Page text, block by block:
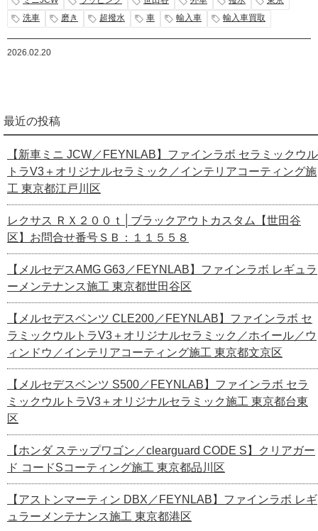
洗車
磨き 超撥水 車 輸入車 輸入車買取
2026.02.20
最近の投稿
【新車ミニ JCW／FEYNLAB】ファインラボ セラミックウル
トラV3＋オリジナルセラミック／インテリアコーティング施
工 東京都江戸川区
レクサス ＲＸ２００ｔ│ブラックアウトカスタム【世田谷
区】お問合せ番号ＳＢ：１１５５８
【メルセデスAMG G63／FEYNLAB】ファインラボ レギュラ
ーメンテナンス施工 東京都世田谷区
【メルセデスベンツ CLE200／FEYNLAB】ファインラボ セ
ラミックウルトラV3＋オリジナルセラミック／ホイール／ウ
ィンドウ／インテリアコーティング施工 東京都文京区
【メルセデスベンツ S500／FEYNLAB】ファインラボ セラ
ミックウルトラV3＋オリジナルセラミック施工 東京都台東
区
【ホンダ ステップワゴン／clearguard CODE S】クリアガー
ド コードSコーティング施工 東京都品川区
【アストンマーティン DBX／FEYNLAB】ファインラボ レギ
ュラーメンテナンス施工 東京都港区